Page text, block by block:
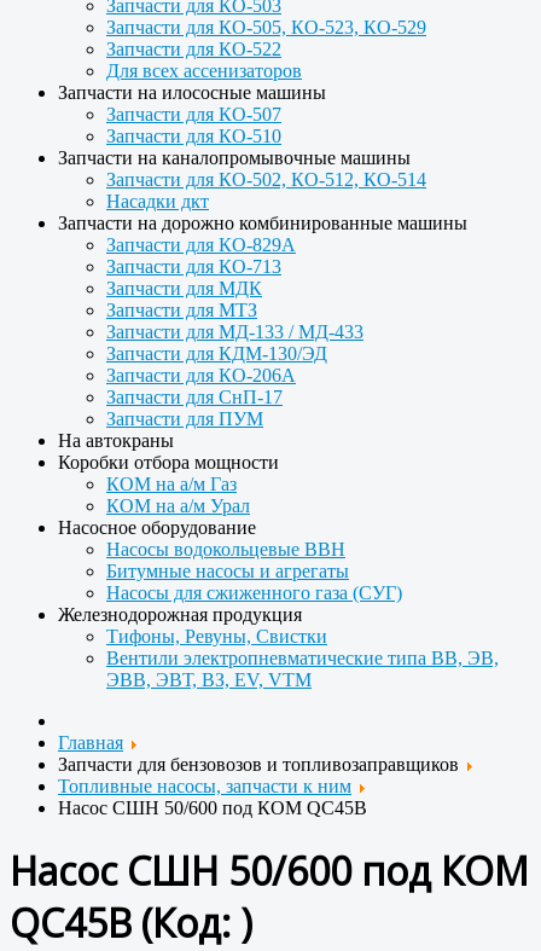
Запчасти для КО-503
Запчасти для КО-505, КО-523, КО-529
Запчасти для КО-522
Для всех ассенизаторов
Запчасти на илососные машины
Запчасти для КО-507
Запчасти для КО-510
Запчасти на каналопромывочные машины
Запчасти для КО-502, КО-512, КО-514
Насадки дкт
Запчасти на дорожно комбинированные машины
Запчасти для КО-829А
Запчасти для КО-713
Запчасти для МДК
Запчасти для МТЗ
Запчасти для МД-133 / МД-433
Запчасти для КДМ-130/ЭД
Запчасти для КО-206А
Запчасти для СнП-17
Запчасти для ПУМ
На автокраны
Коробки отбора мощности
КОМ на а/м Газ
КОМ на а/м Урал
Насосное оборудование
Насосы водокольцевые ВВН
Битумные насосы и агрегаты
Насосы для сжиженного газа (СУГ)
Железнодорожная продукция
Тифоны, Ревуны, Свистки
Вентили электропневматические типа ВВ, ЭВ,
ЭВВ, ЭВТ, ВЗ, EV, VTM
Главная
Запчасти для бензовозов и топливозаправщиков
Топливные насосы, запчасти к ним
Насос СШН 50/600 под КОМ QC45B
Насос СШН 50/600 под КОМ
QC45B (Код: )